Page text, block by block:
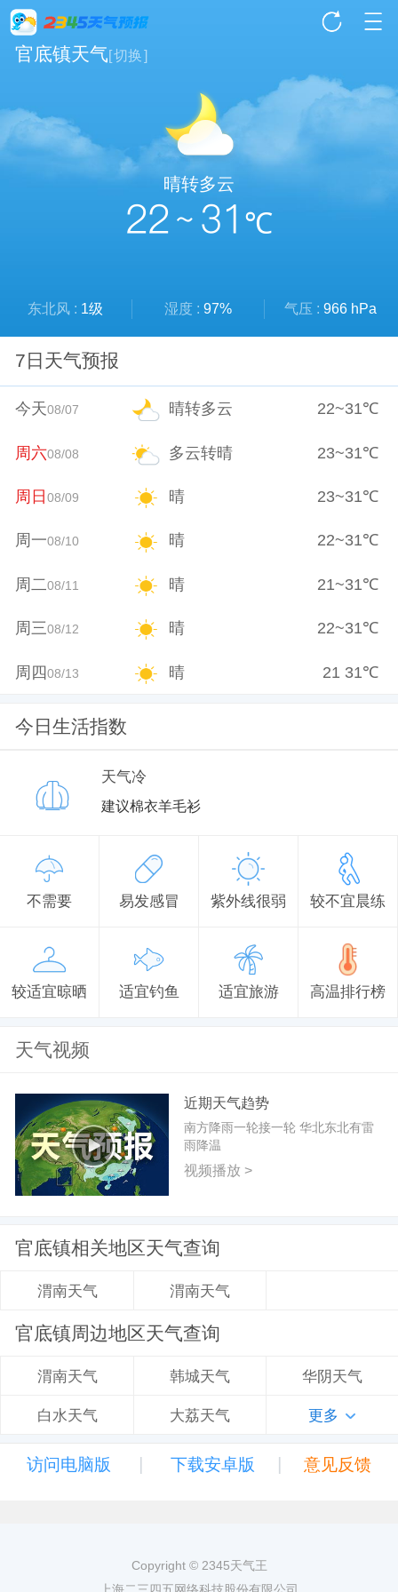
官底镇天气[切换]
晴转多云
22 ~ 31 ℃
东北风 : 1级 湿度 : 97% 气压 : 966 hPa
7日天气预报
今天08/07 晴转多云 22~31℃
周六08/08 多云转晴 23~31℃
周日08/09 晴 23~31℃
周一08/10 晴 22~31℃
周二08/11 晴 21~31℃
周三08/12 晴 22~31℃
周四08/13 晴 21 31℃
今日生活指数
天气冷
建议棉衣羊毛衫
不需要 易发感冒 紫外线很弱 较不宜晨练
较适宜晾晒 适宜钓鱼 适宜旅游 高温排行榜
天气视频
近期天气趋势
南方降雨一轮接一轮 华北东北有雷
雨降温
视频播放 >
官底镇相关地区天气查询
渭南天气 渭南天气
官底镇周边地区天气查询
渭南天气 韩城天气 华阴天气
白水天气 大荔天气 更多
访问电脑版 | 下载安卓版 | 意见反馈
Copyright © 2345天气王